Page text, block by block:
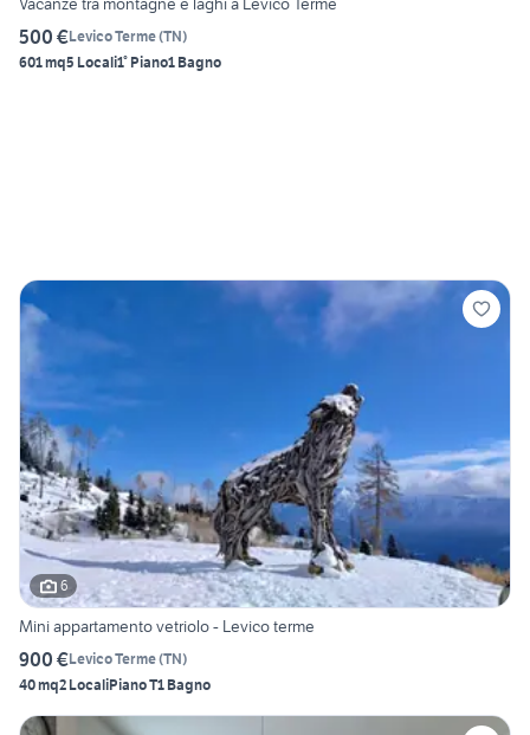
500 €Levico Terme(TN)
601 mq5 Locali1° Piano1 Bagno
6
Mini appartamento vetriolo - Levico terme
900 €Levico Terme(TN)
40 mq2 LocaliPiano T1 Bagno